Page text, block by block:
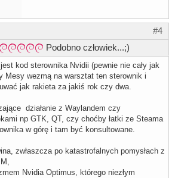
#4
Podobno człowiek...;)
kod sterownika Nvidii (pewnie nie cały jak
Mesy wezmą na warsztat ten sterownik i
jak rakieta za jakiś rok czy dwa.
działanie z Waylandem czy
np GTK, QT, czy choćby łatki ze Steama
w górę i tam być konsultowane.
zwłaszcza po katastrofalnych pomysłach z
Nvidia Optimus, którego niezłym